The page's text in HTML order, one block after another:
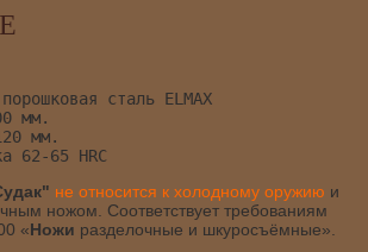
сталь ELMAX
мм.
мм.
62-65 HRC
не относится к холодному оружию и
ножом. Соответствует требованиям
«Ножи разделочные и шкуросъёмные».